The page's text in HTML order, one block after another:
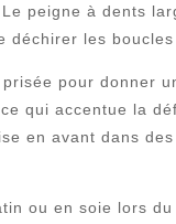
. Le peigne à dents
les
pour donner
qui accentue la
en avant dans
ou en soie lors